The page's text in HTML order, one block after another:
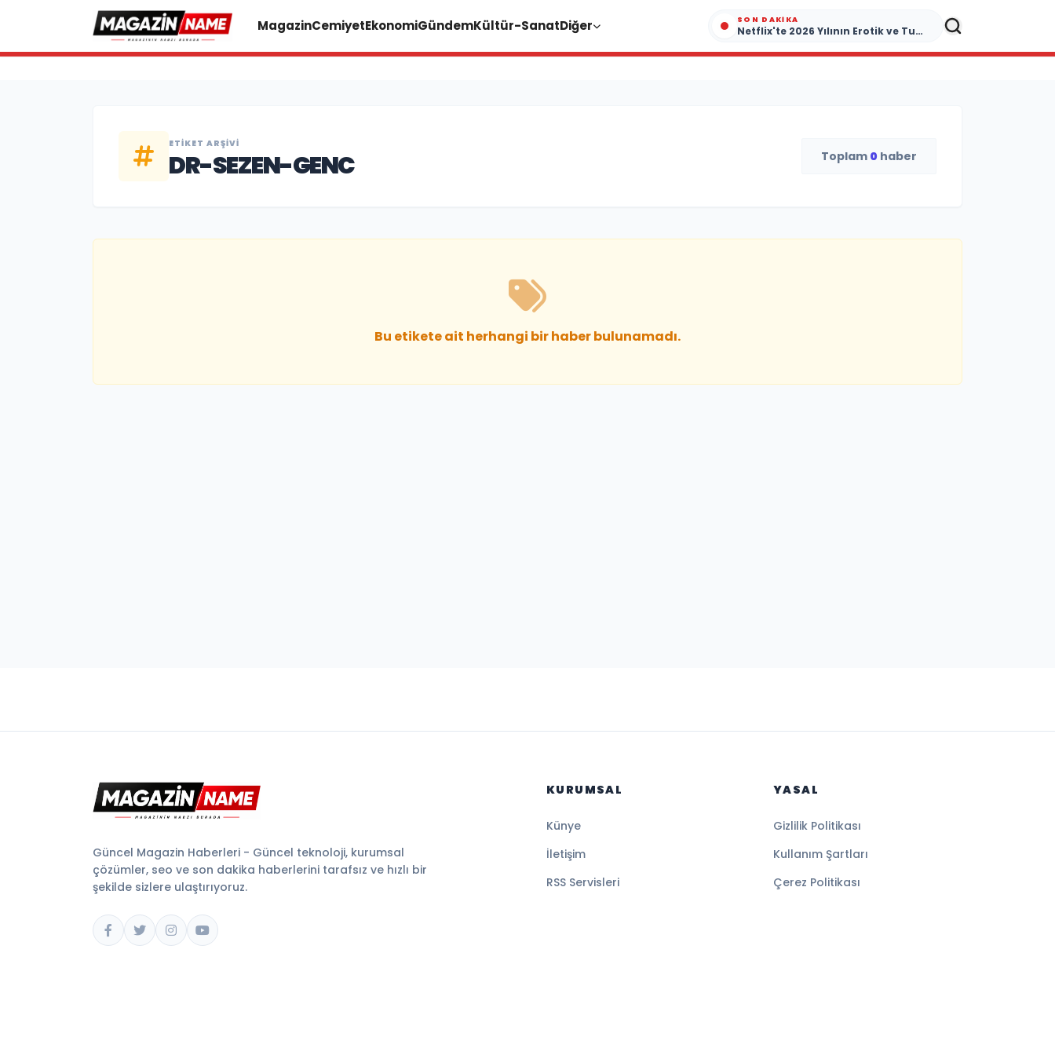
MagazinCemiyetEkonomiGündemKültür-SanatDiğer SON DAKIKA
Netflix'te 2026 Yılının Erotik ve Tutku Dolu Yapımları
ETIKET ARŞIVI
DR-SEZEN-GENC Toplam 0 haber
Bu etikete ait herhangi bir haber bulunamadı.
Güncel Magazin Haberleri - Güncel teknoloji, kurumsal
çözümler, seo ve son dakika haberlerini tarafsız ve hızlı bir
şekilde sizlere ulaştırıyoruz.
KURUMSAL
Künye
İletişim
RSS Servisleri
YASAL
Gizlilik Politikası
Kullanım Şartları
Çerez Politikası